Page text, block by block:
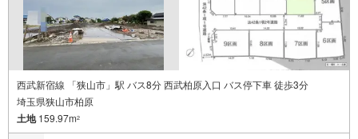
西武新宿線 「狭山市」駅 バス8分 西武柏原入口 バス停下車 徒歩3分
埼玉県狭山市柏原
土地159.97m2